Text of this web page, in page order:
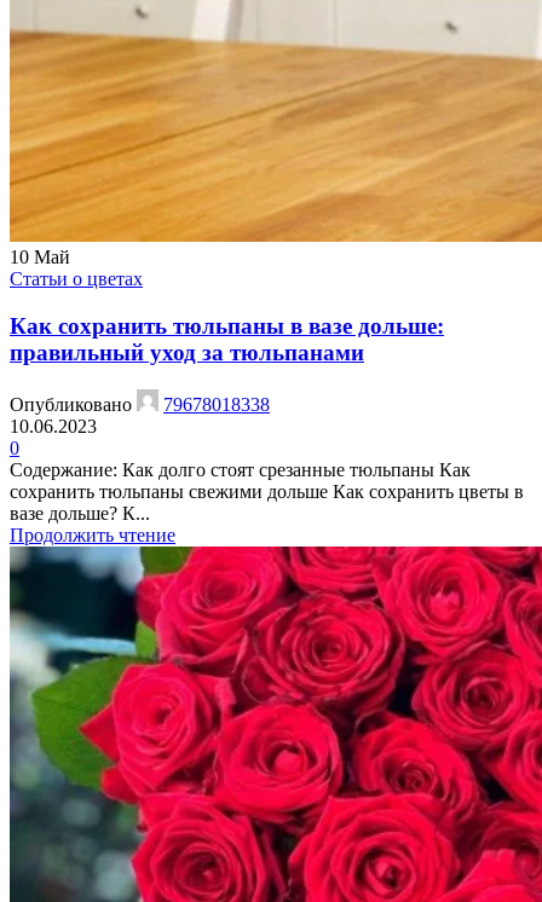
10 Май
Статьи о цветах
Как сохранить тюльпаны в вазе дольше:
правильный уход за тюльпанами
Опубликовано
79678018338
10.06.2023
0
Содержание: Как долго стоят срезанные тюльпаны Как
сохранить тюльпаны свежими дольше Как сохранить цветы в
вазе дольше? К...
Продолжить чтение